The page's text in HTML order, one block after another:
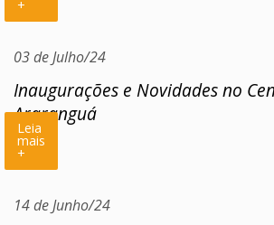
+
03 de Julho/24
Inaugurações e Novidades no
Araranguá
Leia
mais
+
14 de Junho/24